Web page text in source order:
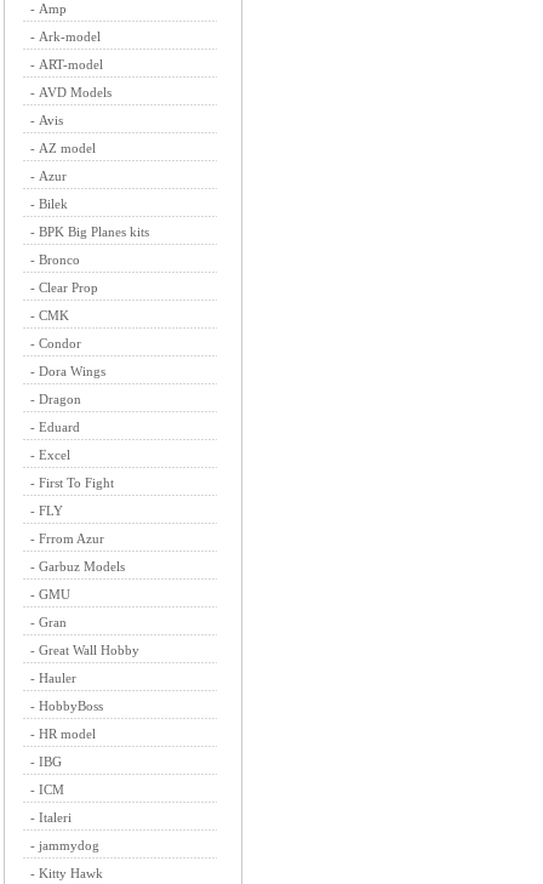
- Amp
- Ark-model
- ART-model
- AVD Models
- Avis
- AZ model
- Azur
- Bilek
- BPK Big Planes kits
- Bronco
- Clear Prop
- CMK
- Condor
- Dora Wings
- Dragon
- Eduard
- Excel
- First To Fight
- FLY
- Frrom Azur
- Garbuz Models
- GMU
- Gran
- Great Wall Hobby
- Hauler
- HobbyBoss
- HR model
- IBG
- ICM
- Italeri
- jammydog
- Kitty Hawk